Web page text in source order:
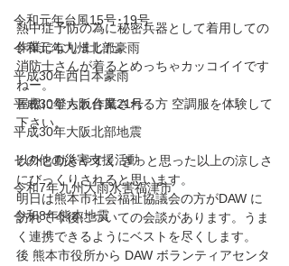
令和元年台風15号･19号
令和元年九州北部豪雨
平成30年西日本豪雨
平成30年大阪台風21号
平成30年大阪北部地震
その他の災害支援活動
令和7年九州大雨水害福津市
令和8年熊本地震
熱中症予防の為に秘密兵器として着用しての
作業になりました。
消防士さんが着るとめっちゃカッコイイです
ねー。
屋根に登られ作業される方 空調服を体験して
下さい。
以外と動きやすく きっと思った以上の涼しさ
にびっくりされると思います。
明日は熊本市社会福祉協議会の方がDAW に
訪れて今後についての会談があります。うま
く連携できるようにベストを尽くします。
後 熊本市役所から DAW ボランティアセンタ